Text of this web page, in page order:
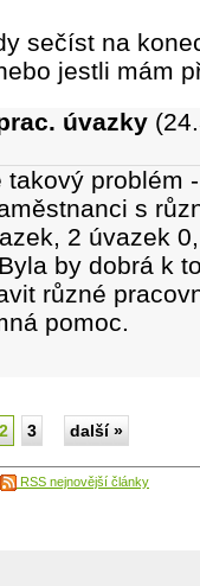
sečíst na
jestli mám
úvazky
takový problém
s
2 úvazek
by dobrá k
různé
pomoc.
2 3 další »
RSS nejnovější články